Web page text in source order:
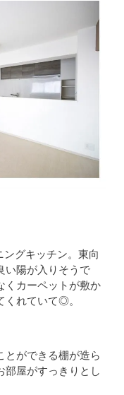
グキッチン。東向
い陽が入りそうで
くカーペットが敷か
くれていて◎。
とができる棚が造ら
部屋がすっきりとし